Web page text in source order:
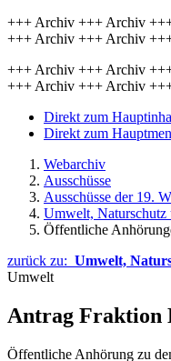
+++ Archiv +++ Archiv
+++ Archiv +++ Archiv
+++ Archiv +++ Archiv
+++ Archiv +++ Archiv
Direkt zum
Direkt zum
Webarchiv
Ausschüsse
Ausschüsse der 19.
Umwelt, Naturschutz
Öffentliche
zurück zu: Umwelt,
Umwelt
Antrag Fraktion
Öffentliche Anhörung zu